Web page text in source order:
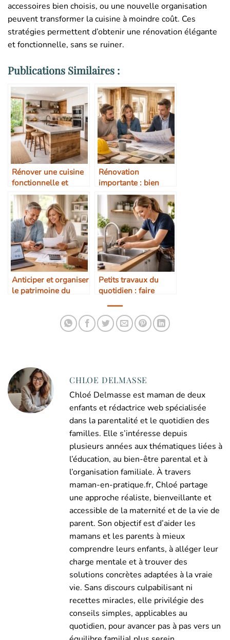
accessoires bien choisis, ou une nouvelle organisation
peuvent transformer la cuisine à moindre coût. Ces
stratégies permettent d’obtenir une rénovation élégante
et fonctionnelle, sans se ruiner.
Publications Similaires :
Rénover une cuisine
fonctionnelle et
durable
Rénovation
importante : bien
choisir ses
prestataires
Anticiper et organiser
le patrimoine du
Petits travaux du
quotidien : faire
CHLOE DELMASSE
Chloé Delmasse est maman de deux
enfants et rédactrice web spécialisée
dans la parentalité et le quotidien des
familles. Elle s’intéresse depuis
plusieurs années aux thématiques liées à
l’éducation, au bien-être parental et à
l’organisation familiale. À travers
maman-en-pratique.fr, Chloé partage
une approche réaliste, bienveillante et
accessible de la maternité et de la vie de
parent. Son objectif est d’aider les
mamans et les parents à mieux
comprendre leurs enfants, à alléger leur
charge mentale et à trouver des
solutions concrètes adaptées à la vraie
vie. Sans discours culpabilisant ni
recettes miracles, elle privilégie des
conseils simples, applicables au
quotidien, pour avancer pas à pas vers un